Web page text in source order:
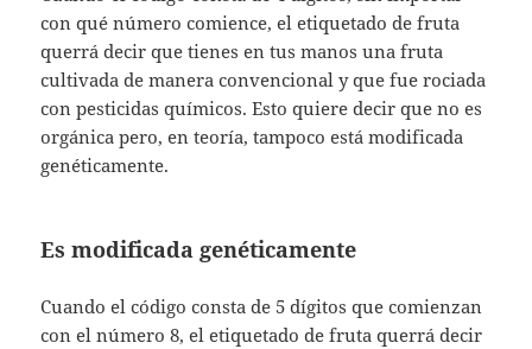
con qué número comience, el etiquetado de fruta
querrá decir que tienes en tus manos una fruta
cultivada de manera convencional y que fue rociada
con pesticidas químicos. Esto quiere decir que no es
orgánica pero, en teoría, tampoco está modificada
genéticamente.
Es modificada genéticamente
Cuando el código consta de 5 dígitos que comienzan
con el número 8, el etiquetado de fruta querrá decir